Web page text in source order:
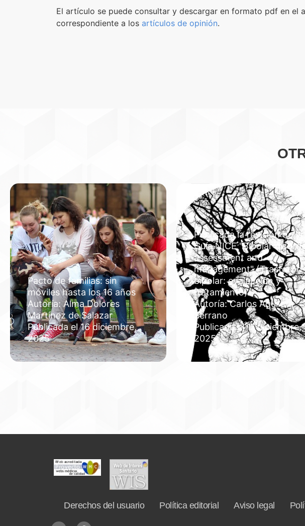
El artículo se puede consultar y descargar en formato pdf en el
correspondiente a los artículos de opinión.
Pacto de familias: sin
móviles hasta los 16 años
Autoría: Alma Dolores
Martínez de Salazar
Publicada el 16 diciembre,
2025
Publicada la revisión de la
Guía NICE "Bipolar
assessment and
management" (Trastorno
bipolar: evaluación y
tratamiento)
Autoría: Carlos Aguilera
Serrano
Publicada el 11 diciembre,
2025
Derechos del usuario Política editorial Aviso legal